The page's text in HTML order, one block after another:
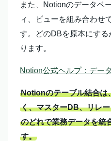
また、Notionのデータベ
ィ、ビューを組み合わせ
す。どのDBを原本にす
ります。
Notion公式ヘルプ：デー
Notionのテーブル結合は
く、マスターDB、リレ
のどれで業務データを統
す。